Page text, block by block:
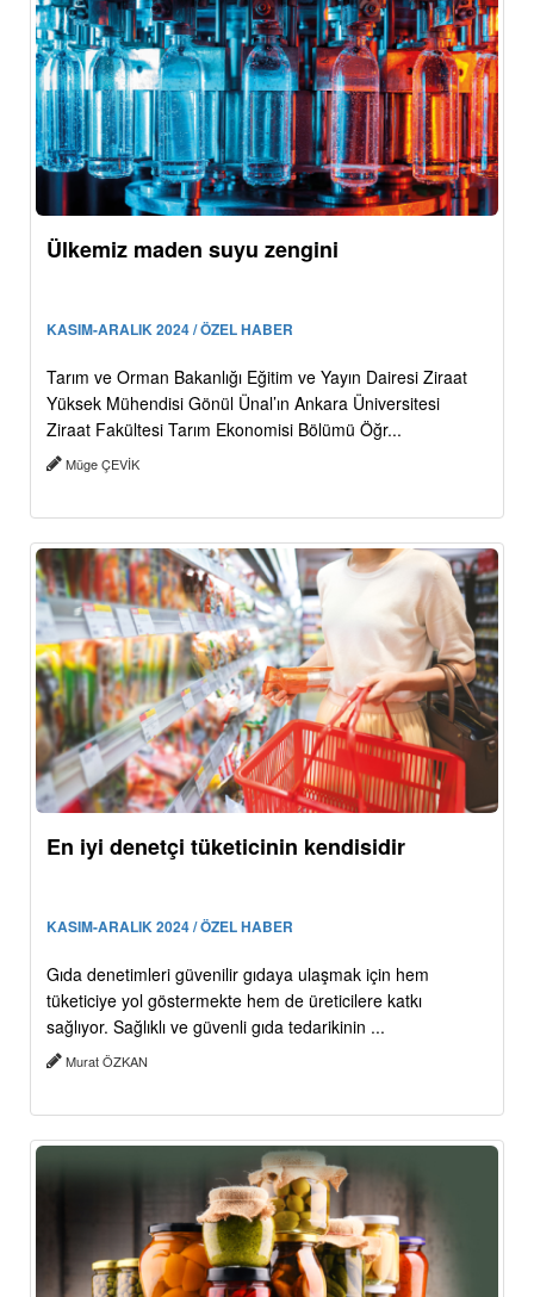
Ülkemiz maden suyu zengini
KASIM-ARALIK 2024 / ÖZEL HABER
Tarım ve Orman Bakanlığı Eğitim ve Yayın Dairesi Ziraat
Yüksek Mühendisi Gönül Ünal’ın Ankara Üniversitesi
Ziraat Fakültesi Tarım Ekonomisi Bölümü Öğr...
Müge ÇEVİK
En iyi denetçi tüketicinin kendisidir
KASIM-ARALIK 2024 / ÖZEL HABER
Gıda denetimleri güvenilir gıdaya ulaşmak için hem
tüketiciye yol göstermekte hem de üreticilere katkı
sağlıyor. Sağlıklı ve güvenli gıda tedarikinin ...
Murat ÖZKAN